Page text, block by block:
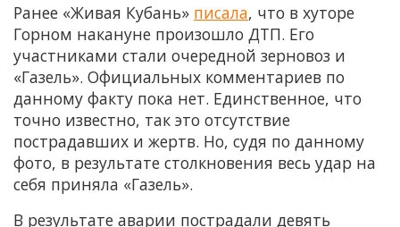
Ранее «Живая Кубань» писала, что в хуторе
Горном накануне произошло ДТП. Его
участниками стали очередной зерновоз и
«Газель». Официальных комментариев по
данному факту пока нет. Единственное, что
точно известно, так это отсутствие
пострадавших и жертв. Но, судя по данному
фото, в результате столкновения весь удар на
себя приняла «Газель».
В результате аварии пострадали девять